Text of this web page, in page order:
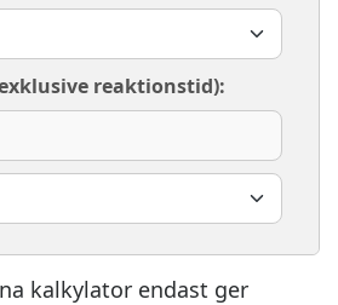
reaktionstid):
kalkylator endast ger